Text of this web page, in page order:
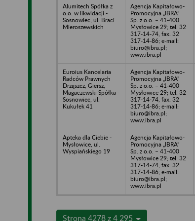
Alumitech Spółka z
o.o. w likwidacji -
Sosnowiec; ul. Braci
Mieroszewskich
Agencja Kapitałowo-
Promocyjna „IBRA”
Sp. z o.o. – 41-400
Mysłowice 29; tel. 32
317-14-74, fax. 32
317-14-86; e-mail:
biuro@ibra.pl;
www.ibra.pl
Euroius Kancelaria
Radców Prawnych
Drząszcz, Giersz,
Magaczewski Spółka -
Sosnowiec, ul.
Kukułek 41
Agencja Kapitałowo-
Promocyjna „IBRA”
Sp. z o.o. – 41-400
Mysłowice 29; tel. 32
317-14-74, fax. 32
317-14-86; e-mail:
biuro@ibra.pl;
www.ibra.pl
Apteka dla Ciebie -
Mysłowice, ul.
Wyspiańskiego 19
Agencja Kapitałowo-
Promocyjna „IBRA”
Sp. z o.o. – 41-400
Mysłowice 29; tel. 32
317-14-74, fax. 32
317-14-86; e-mail:
biuro@ibra.pl;
www.ibra.pl
Strona 4278 z 4 295